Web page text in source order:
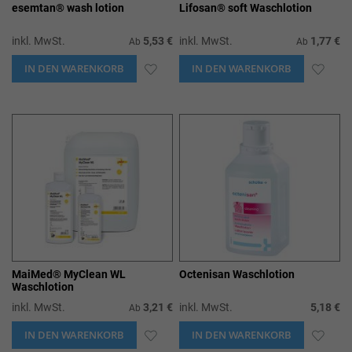
esemtan® wash lotion
inkl. MwSt. Ab 5,53 €
IN DEN WARENKORB ZUR
Lifosan® soft Waschlotion
inkl. MwSt. Ab 1,77 €
IN DEN WARENKORB ZUR
MaiMed® MyClean WL
Waschlotion
inkl. MwSt.
Ab 3,21 €
IN DEN WARENKORB ZUR
Octenisan Waschlotion
inkl. MwSt. 5,18 €
IN DEN WARENKORB ZUR